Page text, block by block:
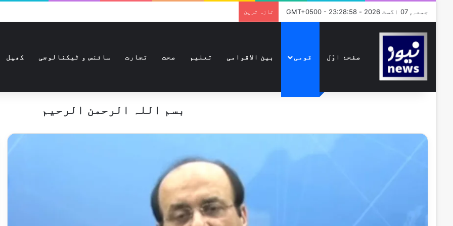
جمعہ, 07 اگست 2026 - GMT+0500 - 23:28:58 تازہ ترین
صفحۂ اوّل قومی بین الاقوامی تعلیم صحت تجارت سائنس و ٹیکنالوجی کھیل
بسم اللہ الرحمن الرحیم